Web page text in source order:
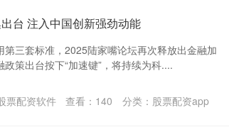
台 注入中国创新强劲动能
三套标准，2025陆家嘴论坛再次释放出金融加
策出台按下“加速键”，将持续为科....
票配资软件 查看： 140 分类： 股票配资app